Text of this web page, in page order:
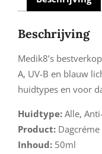
Beschrijving
Medik8’s
A, UV-B en blauw
huidtypes en voor
Huidtype: Alle,
Product: Dagcréme
Inhoud: 50ml